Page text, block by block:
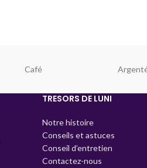
Café
TRESORS DE LUNI
Notre histoire
Conseils et astuces
Conseil d’entretien
Contactez-nous